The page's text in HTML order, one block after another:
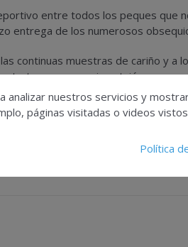
entre todos los peques que
entrega de los numerosos
continuas muestras de cariño y a
y tratarnos como si esutviéramos en
nuestros servicios y
páginas visitadas o videos
Política